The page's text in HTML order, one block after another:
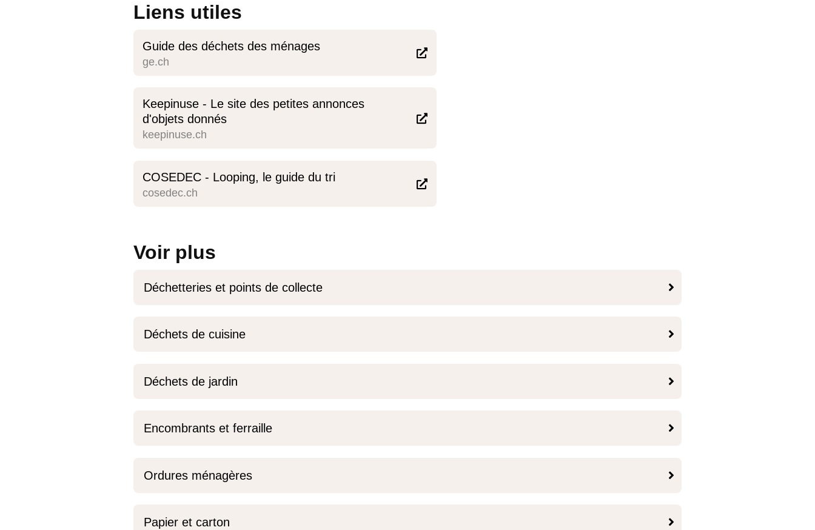
Liens utiles

Guide des déchets des ménages
ge.ch

Keepinuse - Le site des petites annonces
d'objets donnés
keepinuse.ch

COSEDEC - Looping, le guide du tri
cosedec.ch
Voir plus

Déchetteries et points de collecte

Déchets de cuisine

Déchets de jardin

Encombrants et ferraille

Ordures ménagères

Papier et carton